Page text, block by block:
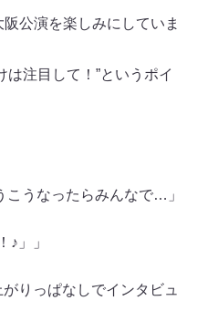
公演を楽しみにしていま
注目して！”というポイ
うなったらみんなで…」
♪」」
りっぱなしでインタビュ